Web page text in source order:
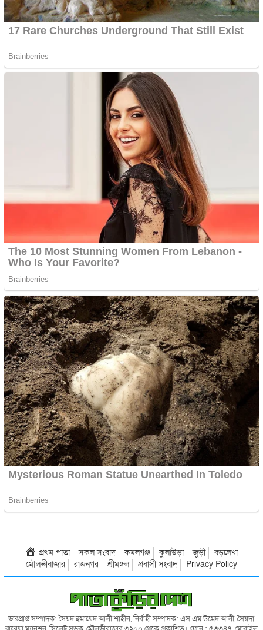
প্রথম পাতা সকল সংবাদ কমলগঞ্জ কুলাউড়া জুড়ী
বড়লেখা
মৌলভীবাজার
রাজনগর শ্রীমঙ্গল প্রবাসী সংবাদ Privacy Policy
ভারপ্রাপ্ত সম্পাদক: সৈয়দ হুমায়েদ আলী শাহীন, নির্বাহী সম্পাদক: এস এম উমেদ আলী, সৈয়দা